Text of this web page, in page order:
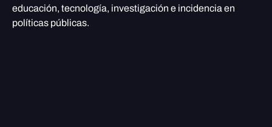
educación, tecnología, investigación e incidencia en
políticas públicas.